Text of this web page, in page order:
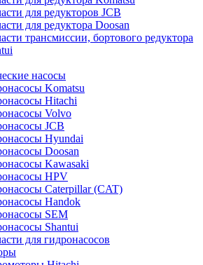
для редукторов JCB
для редуктора Doosan
трансмиссии, бортового редуктора
насосы
Komatsu
Hitachi
Volvo
JCB
Hyundai
Doosan
Kawasaki
HPV
Caterpillar (CAT)
Handok
SEM
Shantui
для гидронасосов